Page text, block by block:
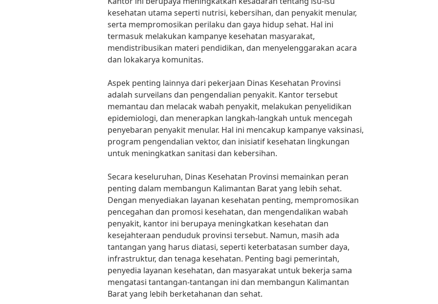
kesehatan utama seperti nutrisi, kebersihan, dan penyakit menular,
serta mempromosikan perilaku dan gaya hidup sehat. Hal ini
termasuk melakukan kampanye kesehatan masyarakat,
mendistribusikan materi pendidikan, dan menyelenggarakan acara
dan lokakarya komunitas.
Aspek penting lainnya dari pekerjaan Dinas Kesehatan Provinsi
adalah surveilans dan pengendalian penyakit. Kantor tersebut
memantau dan melacak wabah penyakit, melakukan penyelidikan
epidemiologi, dan menerapkan langkah-langkah untuk mencegah
penyebaran penyakit menular. Hal ini mencakup kampanye vaksinasi,
program pengendalian vektor, dan inisiatif kesehatan lingkungan
untuk meningkatkan sanitasi dan kebersihan.
Secara keseluruhan, Dinas Kesehatan Provinsi memainkan peran
penting dalam membangun Kalimantan Barat yang lebih sehat.
Dengan menyediakan layanan kesehatan penting, mempromosikan
pencegahan dan promosi kesehatan, dan mengendalikan wabah
penyakit, kantor ini berupaya meningkatkan kesehatan dan
kesejahteraan penduduk provinsi tersebut. Namun, masih ada
tantangan yang harus diatasi, seperti keterbatasan sumber daya,
infrastruktur, dan tenaga kesehatan. Penting bagi pemerintah,
penyedia layanan kesehatan, dan masyarakat untuk bekerja sama
mengatasi tantangan-tantangan ini dan membangun Kalimantan
Barat yang lebih berketahanan dan sehat.